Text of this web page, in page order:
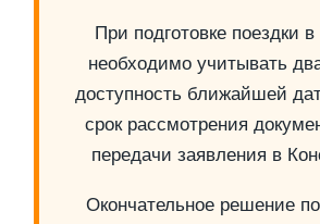
При подготовке поездки
необходимо учитывать
доступность ближайшей
срок рассмотрения
передачи заявления в
Окончательное решение